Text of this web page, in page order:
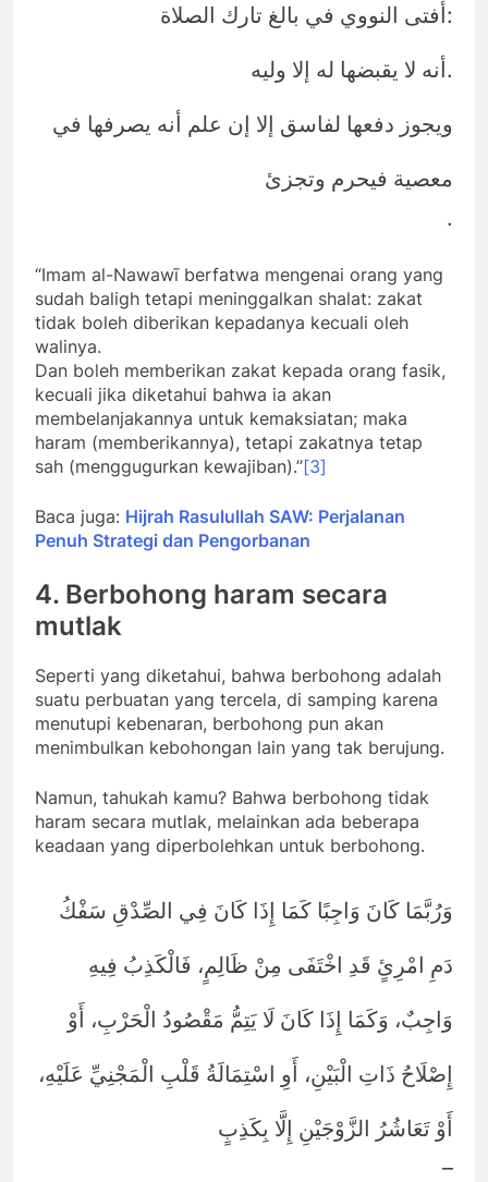
أفتى النووي في بالغ تارك الصلاة :
أنه لا يقبضها له إلا وليه .
ويجوز دفعها لفاسق إلا إن علم أنه يصرفها في
معصية فيحرم وتجزئ
.
“Imam al-Nawawī berfatwa mengenai orang yang
sudah baligh tetapi meninggalkan shalat: zakat
tidak boleh diberikan kepadanya kecuali oleh
walinya.
Dan boleh memberikan zakat kepada orang fasik,
kecuali jika diketahui bahwa ia akan
membelanjakannya untuk kemaksiatan; maka
haram (memberikannya), tetapi zakatnya tetap
sah (menggugurkan kewajiban).”[3]
Baca juga: Hijrah Rasulullah SAW: Perjalanan
Penuh Strategi dan Pengorbanan
4. Berbohong haram secara
mutlak
Seperti yang diketahui, bahwa berbohong adalah
suatu perbuatan yang tercela, di samping karena
menutupi kebenaran, berbohong pun akan
menimbulkan kebohongan lain yang tak berujung.
Namun, tahukah kamu? Bahwa berbohong tidak
haram secara mutlak, melainkan ada beberapa
keadaan yang diperbolehkan untuk berbohong.
وَرُبَّمَا كَانَ وَاجِبًا كَمَا إِذَا كَانَ فِي الصِّدْقِ سَفْكُ
دَمِ امْرِئٍ قَدِ اخْتَفَى مِنْ ظَالِمٍ، فَالْكَذِبُ فِيهِ
وَاجِبٌ، وَكَمَا إِذَا كَانَ لَا يَتِمُّ مَقْصُودُ الْحَرْبِ، أَوْ
إِصْلَاحُ ذَاتِ الْبَيْنِ، أَوِ اسْتِمَالَةُ قَلْبِ الْمَجْنِيِّ عَلَيْهِ،
أَوْ تَعَاشُرُ الزَّوْجَيْنِ إِلَّا بِكَذِبٍ
–